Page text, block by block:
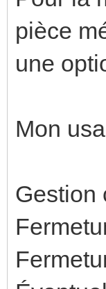
pièce
une
Mon
Gestion